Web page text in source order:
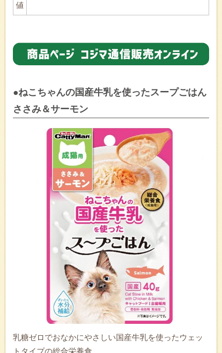
値
●ねこちゃんの国産牛乳を使ったスープごはん
ささみ＆サーモン
乳糖ゼロでおなかにやさしい国産牛乳を使ったウェッ
トタイプの総合栄養食。